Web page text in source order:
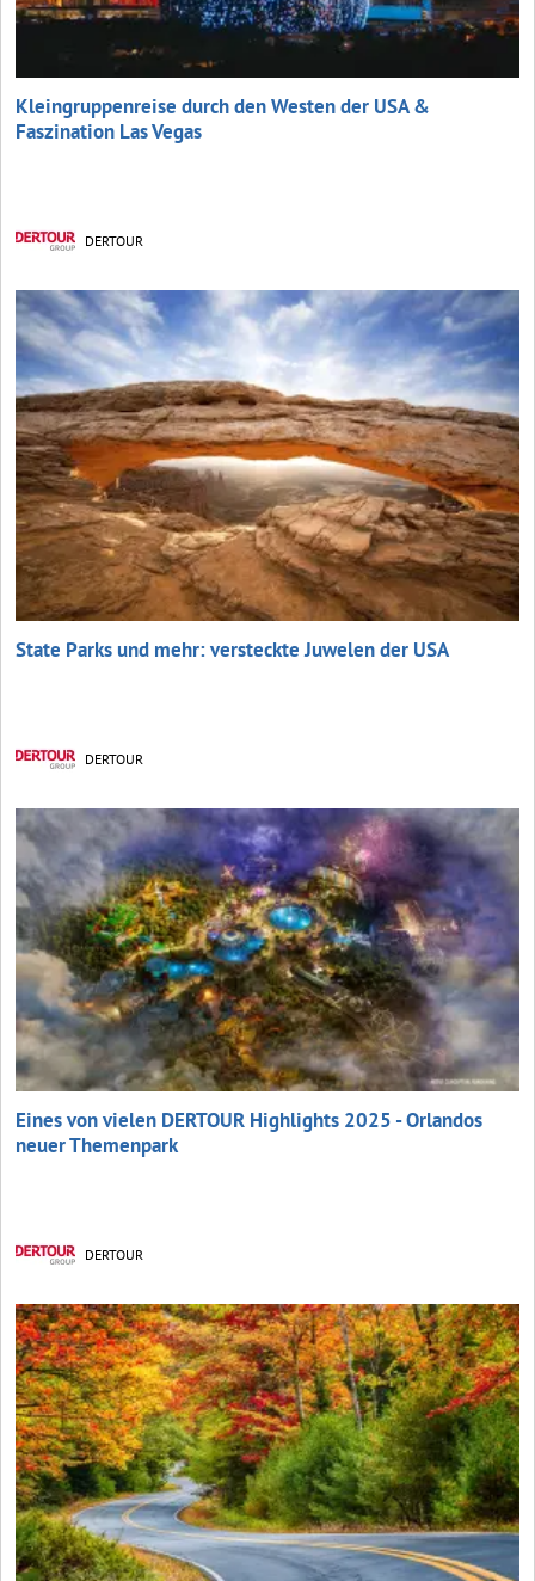
Kleingruppenreise durch den Westen der USA &
Faszination Las Vegas
DERTOUR
State Parks und mehr: versteckte Juwelen der USA
DERTOUR
Eines von vielen DERTOUR Highlights 2025 - Orlandos
neuer Themenpark
DERTOUR